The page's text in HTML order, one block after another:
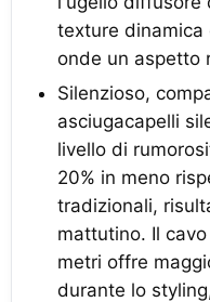
texture dinamica
onde un aspetto
Silenzioso,
asciugacapelli
livello di
20% in meno
tradizionali,
mattutino. Il
metri offre
durante lo